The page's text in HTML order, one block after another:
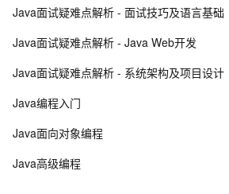
8 Java线程：新特征-原子量
10java 中的多线程   内部类实现 数据共享
Java面试疑难点解析 - 面试技巧及语言基础
Java面试疑难点解析 - Java Web开发
Java面试疑难点解析 - 系统架构及项目设计
Java编程入门
Java面向对象编程
Java高级编程